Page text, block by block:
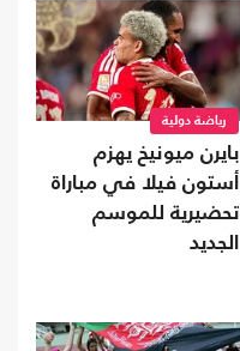
رياضة دولية
بايرن ميونيخ يهزم
أستون فيلا في مباراة
تحضيرية للموسم
الجديد